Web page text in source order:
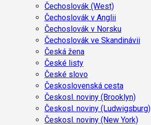
Čechoslovák (West)
Čechoslovák v Anglii
Čechoslovák v Norsku
Čechoslovák ve Skandinávii
Česká žena
České listy
České slovo
Československá cesta
Českosl. noviny (Brooklyn)
Českosl. noviny (Ludwigsburg)
Českosl. noviny (New York)